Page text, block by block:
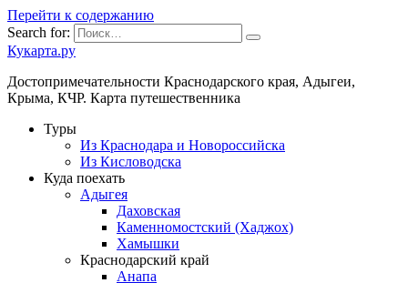
Перейти к содержанию
Search for:
Кукарта.ру
Достопримечательности Краснодарского края, Адыгеи,
Крыма, КЧР. Карта путешественника
Туры
Из Краснодара и Новороссийска
Из Кисловодска
Куда поехать
Адыгея
Даховская
Каменномостский (Хаджох)
Хамышки
Краснодарский край
Анапа